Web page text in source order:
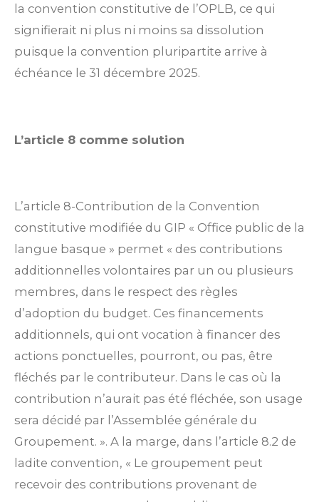
la convention constitutive de l’OPLB, ce qui
signifierait ni plus ni moins sa dissolution
puisque la convention pluripartite arrive à
échéance le 31 décembre 2025.
L’article 8 comme solution
L’article 8-Contribution de la Convention
constitutive modifiée du GIP « Office public de la
langue basque » permet « des contributions
additionnelles volontaires par un ou plusieurs
membres, dans le respect des règles
d’adoption du budget. Ces financements
additionnels, qui ont vocation à financer des
actions ponctuelles, pourront, ou pas, être
fléchés par le contributeur. Dans le cas où la
contribution n’aurait pas été fléchée, son usage
sera décidé par l’Assemblée générale du
Groupement. ». A la marge, dans l’article 8.2 de
ladite convention, « Le groupement peut
recevoir des contributions provenant de